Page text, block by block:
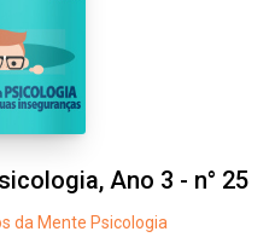
Ano 3 - n° 25
da Mente Psicologia